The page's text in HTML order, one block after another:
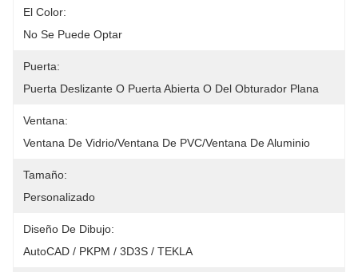
El Color:
No Se Puede Optar
Puerta:
Puerta Deslizante O Puerta Abierta O Del Obturador Plana
Ventana:
Ventana De Vidrio/ventana De PVC/ventana De Aluminio
Tamaño:
Personalizado
Diseño De Dibujo:
AutoCAD / PKPM / 3D3S / TEKLA